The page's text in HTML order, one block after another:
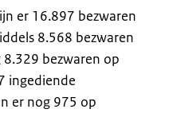
er 16.897 bezwaren
8.568 bezwaren
bezwaren op
ingediende
er nog 975 op